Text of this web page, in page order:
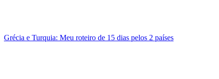
Grécia e Turquia: Meu roteiro de 15 dias pelos 2 países